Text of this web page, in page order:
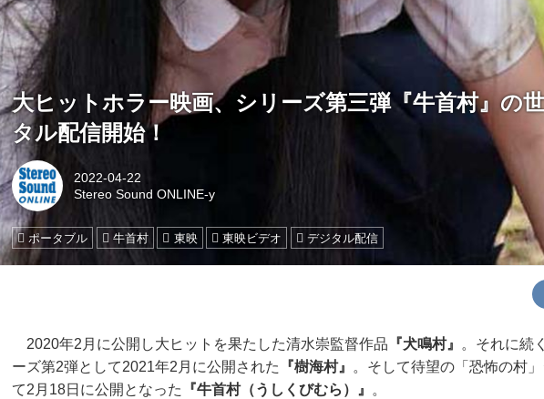
大ヒットホラー映画、シリーズ第三弾『牛首村』の
タル配信開始！
2022-04-22
Stereo Sound ONLINE-y
ポータブル 牛首村 東映 東映ビデオ デジタル配信
2020年2月に公開し大ヒットを果たした清水崇監督作品 『犬鳴村』
。それに続
ーズ第2弾として2021年2月に公開された
『樹海村』
。そして待望の「恐怖の村
て2月18日に公開となった
『牛首村（うしくびむら）』 。